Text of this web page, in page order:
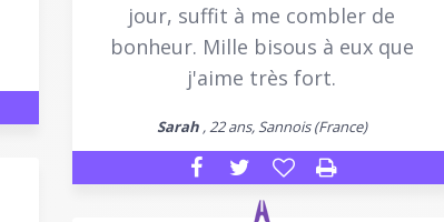
jour, suffit à me combler de
bonheur. Mille bisous à eux que
j'aime très fort.
Sarah, 22 ans, Sannois (France)